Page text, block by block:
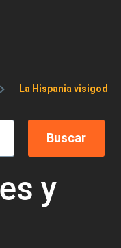
ayuda a la
La Hispania visigoda
y